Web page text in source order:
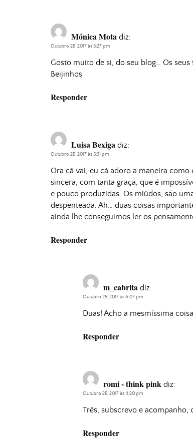
Mónica Mota diz:
Outubro 25, 2017 às 5:27 pm
Gosto muito de si, do seu blog… Os seus
Beijinhos
Responder
Luisa Bexiga diz:
Outubro 25, 2017 às 5:31 pm
Ora cá vai, eu cá adoro a maneira
sincera, com tanta graça, que é
e pouco produzidas. Os miúdos, são
despenteada. Ah… duas coisas
ainda lhe conseguimos ler os
Responder
m_cabrita diz:
Outubro 25, 2017 às 6:07 pm
Duas! Acho a mesmíssima
Responder
romi - think pink diz:
Outubro 25, 2017 às 11:20 pm
Três, subscrevo e acompanho,
Responder